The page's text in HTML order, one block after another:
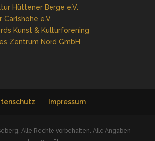
Hüttener Berge e.V.
Carlshöhe e.V.
Kunst & Kulturforening
Zentrum Nord GmbH
Impressum
Alle Rechte vorbehalten. Alle Angaben